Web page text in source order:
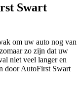
Swart
om uw auto nog van
zo zijn dat uw
niet veel langer en
door AutoFirst Swart